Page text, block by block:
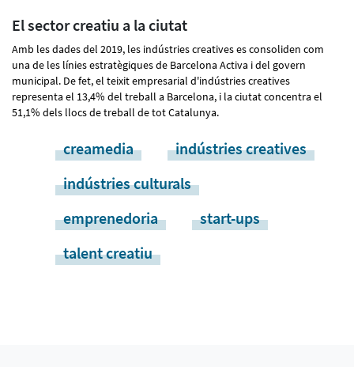
El sector creatiu a la ciutat
Amb les dades del 2019, les indústries creatives es consoliden com
una de les línies estratègiques de Barcelona Activa i del govern
municipal. De fet, el teixit empresarial d'indústries creatives
representa el 13,4% del treball a Barcelona, i la ciutat concentra el
51,1% dels llocs de treball de tot Catalunya.
creamedia
indústries creatives
indústries culturals
emprenedoria
start-ups
talent creatiu